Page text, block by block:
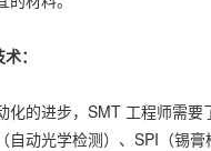
：
化的进步，SMT 工程师需要
（自动光学检测）、SPI（锡膏